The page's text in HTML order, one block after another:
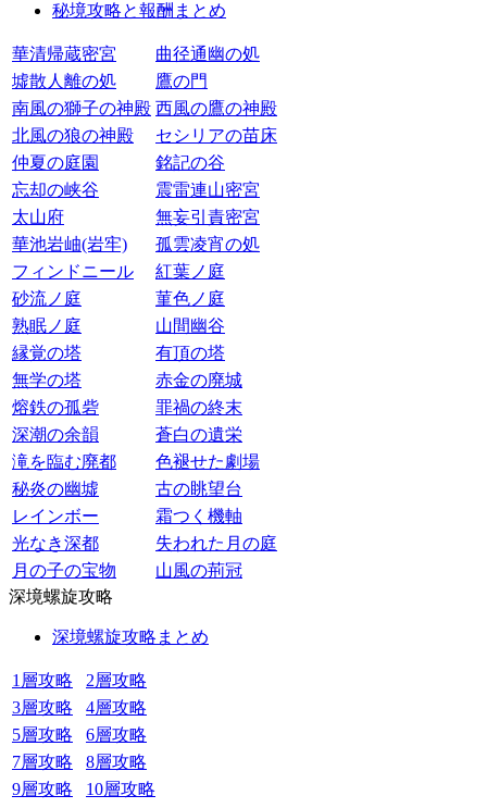
秘境攻略と報酬まとめ
華清帰蔵密宮
曲径通幽の処
墟散人離の処
鷹の門
南風の獅子の神殿 西風の鷹の神殿
北風の狼の神殿
セシリアの苗床
仲夏の庭園
銘記の谷
忘却の峡谷
震雷連山密宮
太山府
無妄引責密宮
華池岩岫(岩牢)
孤雲凌宵の処
フィンドニール
紅葉ノ庭
砂流ノ庭
菫色ノ庭
熟眠ノ庭
山間幽谷
縁覚の塔
有頂の塔
無学の塔
赤金の廃城
熔鉄の孤砦
罪禍の終末
深潮の余韻
蒼白の遺栄
滝を臨む廃都
色褪せた劇場
秘炎の幽墟
古の眺望台
レインボー
霜つく機軸
光なき深都
失われた月の庭
月の子の宝物
山風の荊冠
深境螺旋攻略
深境螺旋攻略まとめ
1層攻略
2層攻略
3層攻略
4層攻略
5層攻略
6層攻略
7層攻略
8層攻略
9層攻略
10層攻略